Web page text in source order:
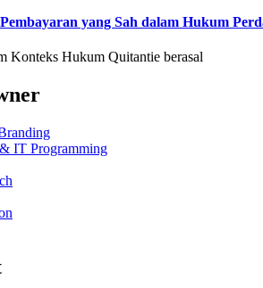
yang Sah dalam Hukum
Konteks Hukum Quitantie berasal
IT Programming